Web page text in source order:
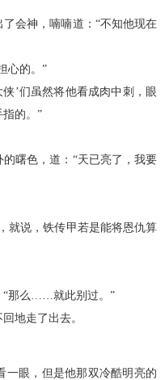
会神，喃喃道：“不知他现在
心的。”
’们虽然将他看成肉中刺，眼
的。”
曙色，道：“天已亮了，我要
说，铁传甲若是能将恩仇算
那么……就此别过。”
地走了出去。
眼，但是他那双冷酷明亮的